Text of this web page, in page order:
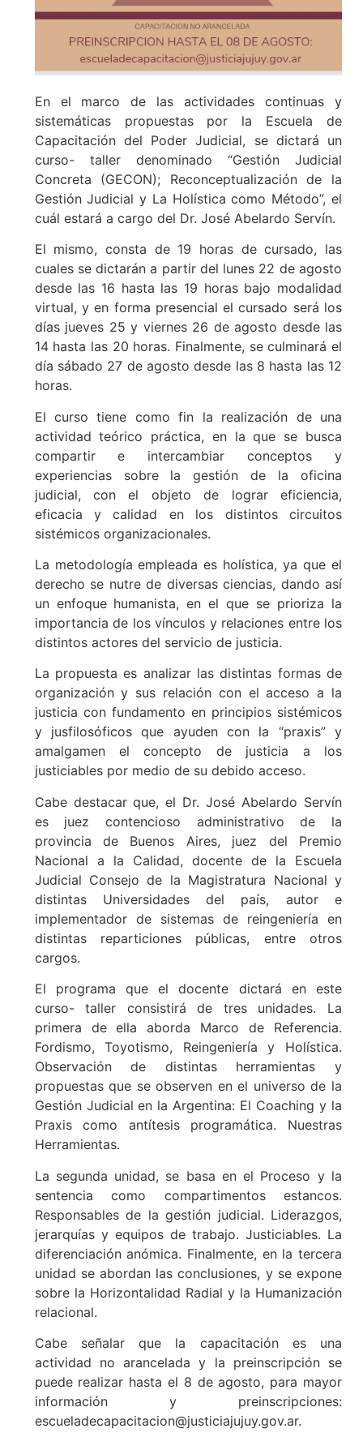
En el marco de las actividades continuas y
sistemáticas propuestas por la Escuela de
Capacitación del Poder Judicial, se dictará un
curso- taller denominado “Gestión Judicial
Concreta (GECON); Reconceptualización de la
Gestión Judicial y La Holística como Método”, el
cuál estará a cargo del Dr. José Abelardo Servín.
El mismo, consta de 19 horas de cursado, las
cuales se dictarán a partir del lunes 22 de agosto
desde las 16 hasta las 19 horas bajo modalidad
virtual, y en forma presencial el cursado será los
días jueves 25 y viernes 26 de agosto desde las
14 hasta las 20 horas. Finalmente, se culminará el
día sábado 27 de agosto desde las 8 hasta las 12
horas.
El curso tiene como fin la realización de una
actividad teórico práctica, en la que se busca
compartir e intercambiar conceptos y
experiencias sobre la gestión de la oficina
judicial, con el objeto de lograr eficiencia,
eficacia y calidad en los distintos circuitos
sistémicos organizacionales.
La metodología empleada es holística, ya que el
derecho se nutre de diversas ciencias, dando así
un enfoque humanista, en el que se prioriza la
importancia de los vínculos y relaciones entre los
distintos actores del servicio de justicia.
La propuesta es analizar las distintas formas de
organización y sus relación con el acceso a la
justicia con fundamento en principios sistémicos
y jusfilosóficos que ayuden con la “praxis” y
amalgamen el concepto de justicia a los
justiciables por medio de su debido acceso.
Cabe destacar que, el Dr. José Abelardo Servín
es juez contencioso administrativo de la
provincia de Buenos Aires, juez del Premio
Nacional a la Calidad, docente de la Escuela
Judicial Consejo de la Magistratura Nacional y
distintas Universidades del país, autor e
implementador de sistemas de reingeniería en
distintas reparticiones públicas, entre otros
cargos.
El programa que el docente dictará en este
curso- taller consistirá de tres unidades. La
primera de ella aborda Marco de Referencia.
Fordismo, Toyotismo, Reingeniería y Holística.
Observación de distintas herramientas y
propuestas que se observen en el universo de la
Gestión Judicial en la Argentina: El Coaching y la
Praxis como antítesis programática. Nuestras
Herramientas.
La segunda unidad, se basa en el Proceso y la
sentencia como compartimentos estancos.
Responsables de la gestión judicial. Liderazgos,
jerarquías y equipos de trabajo. Justiciables. La
diferenciación anómica. Finalmente, en la tercera
unidad se abordan las conclusiones, y se expone
sobre la Horizontalidad Radial y la Humanización
relacional.
Cabe señalar que la capacitación es una
actividad no arancelada y la preinscripción se
puede realizar hasta el 8 de agosto, para mayor
información y preinscripciones:
escueladecapacitacion@justiciajujuy.gov.ar.